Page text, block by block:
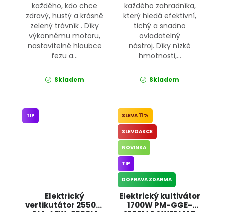
každého, kdo chce
zdravý, hustý a krásně
zelený trávník . Díky
výkonnému motoru,
nastavitelné hloubce
řezu a...
Skladem
každého zahradníka,
který hledá efektivní,
tichý a snadno
ovladatelný
nástroj. Díky nízké
hmotnosti,...
Skladem
Elektrický
vertikutátor 2550W
TIP
Elektrický kultivátor
1700W PM-GGE-
11 %
SLEVOAKCE
NOVINKA
TIP
DOPRAVA ZDARMA